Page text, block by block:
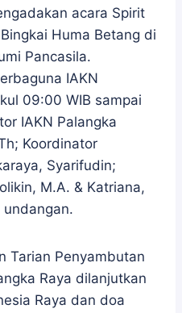
acara Spirit
Huma Betang di
Pancasila.
IAKN
09:00 WIB sampai
IAKN Palangka
Koordinator
Syarifudin;
M.A. & Katriana,
Tarian Penyambutan
Raya dilanjutkan
Raya dan doa